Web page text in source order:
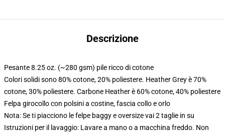
Descrizione
Pesante 8.25 oz. (~280 gsm) pile ricco di cotone
Colori solidi sono 80% cotone, 20% poliestere. Heather Grey è 70%
cotone, 30% poliestere. Carbone Heather è 60% cotone, 40% poliestere
Felpa girocollo con polsini a costine, fascia collo e orlo
Nota: Se ti piacciono le felpe baggy e oversize vai 2 taglie in su
Istruzioni per il lavaggio: Lavare a mano o a macchina freddo. Non